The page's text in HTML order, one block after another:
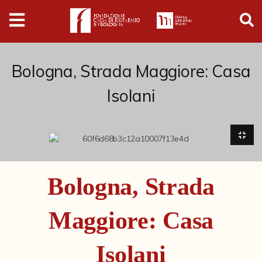
Digital
Humanities
Donazioni
Collezioni
Cataloghi storici
Bologna, Strada Maggiore: Casa
Isolani
Bologna, Strada
Maggiore: Casa
Isolani